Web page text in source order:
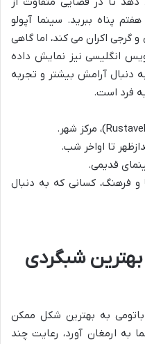
پناه ببرید. سینما آپولو
گرجی اکران می کند، اما گاهی
انگلیسی نیز نمایش داده
دنبال آرامش بیشتر و تجربه
فرد است.
تا اواخر شب.
قدیمی.
فرهنگ، کسانی که به دنبال
بهترین شبگردی
باتومی به بهترین شکل ممکن
به ارمغان آورد، رعایت چند